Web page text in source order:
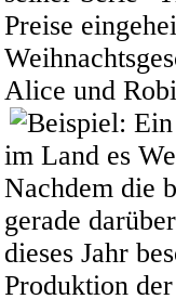
Preise
Alice und
im Land es
Nachdem die
gerade
dieses Jahr
Produktion